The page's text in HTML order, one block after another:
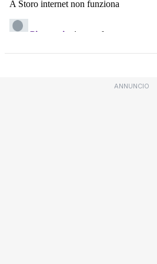
ANNUNCIO